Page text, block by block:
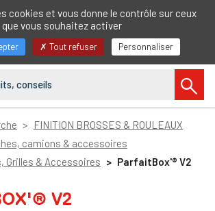
FR
FINITION BROSSES & ROULEAUX
camions & accessoires
Grilles & Accessoires
ParfaitBox'® V2
V2
cookies et vous donne le contrôle sur ceux
que vous souhaitez activer
Tout refuser Personnaliser